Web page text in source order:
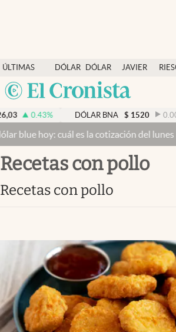
ÚLTIMAS
NOTICIAS
DÓLAR
DÓLAR
BLUE
JAVIER
Dólar
Members
Economía y Política
Finanzas y Mercados
Mercados Online
Apertura
Infotechnology
Clase
Clima
0.43% DÓLAR BNA $ 1520 0.00%
blue hoy: cuál es la cotización del lunes
recetas con pollo
recetas con pollo